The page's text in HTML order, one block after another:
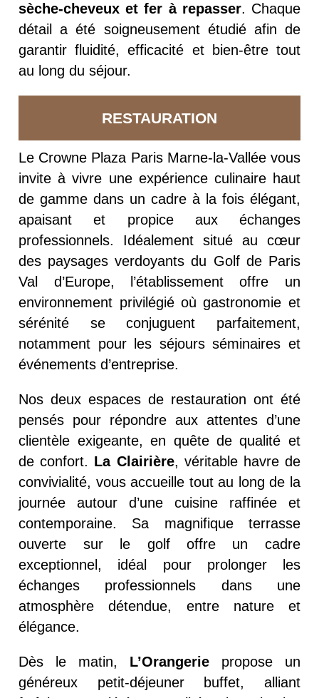
sèche-cheveux et fer à repasser. Chaque
détail a été soigneusement étudié afin de
garantir fluidité, efficacité et bien-être tout
au long du séjour.
RESTAURATION
Le Crowne Plaza Paris Marne-la-Vallée vous
invite à vivre une expérience culinaire haut
de gamme dans un cadre à la fois élégant,
apaisant et propice aux échanges
professionnels. Idéalement situé au cœur
des paysages verdoyants du Golf de Paris
Val d’Europe, l’établissement offre un
environnement privilégié où gastronomie et
sérénité se conjuguent parfaitement,
notamment pour les séjours séminaires et
événements d’entreprise.
Nos deux espaces de restauration ont été
pensés pour répondre aux attentes d’une
clientèle exigeante, en quête de qualité et
de confort. La Clairière, véritable havre de
convivialité, vous accueille tout au long de la
journée autour d’une cuisine raffinée et
contemporaine. Sa magnifique terrasse
ouverte sur le golf offre un cadre
exceptionnel, idéal pour prolonger les
échanges professionnels dans une
atmosphère détendue, entre nature et
élégance.
Dès le matin, L’Orangeriepropose un
généreux petit-déjeuner buffet, alliant